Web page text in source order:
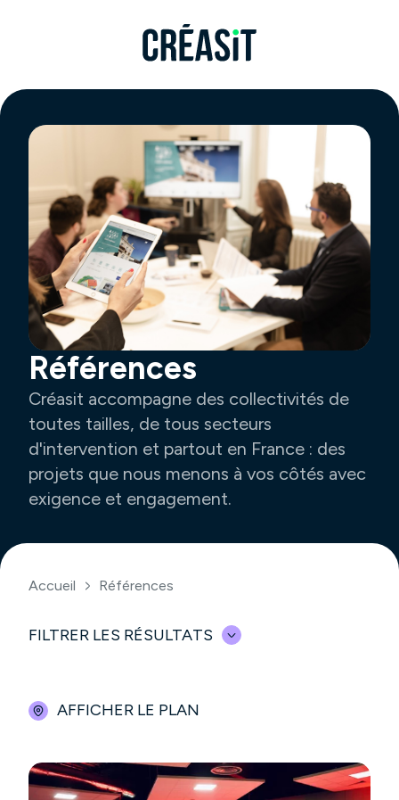
Références
Créasit accompagne des collectivités de
toutes tailles, de tous secteurs
d'intervention et partout en France : des
projets que nous menons à vos côtés avec
exigence et engagement.
Accueil Références
FILTRER LES RÉSULTATS
AFFICHER LE PLAN